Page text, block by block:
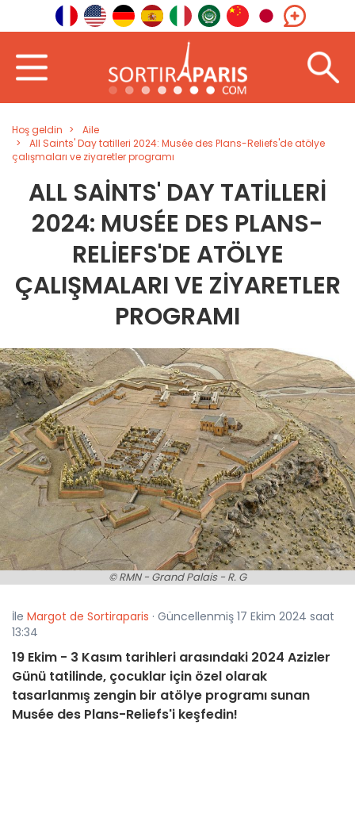
Hoş geldin
Aile
All Saints' Day tatilleri 2024: Musée des Plans-Reliefs'de atölye
çalışmaları ve ziyaretler programı
ALL SAINTS' DAY TATILLERI
2024: MUSÉE DES PLANS-
RELIEFS'DE ATÖLYE
ÇALIŞMALARI VE ZIYARETLER
PROGRAMI
© RMN - Grand Palais - R. G
İle Margot de Sortiraparis · Güncellenmiş 17 Ekim 2024 saat
13:34
19 Ekim - 3 Kasım tarihleri arasındaki 2024 Azizler
Günü tatilinde, çocuklar için özel olarak
tasarlanmış zengin bir atölye programı sunan
Musée des Plans-Reliefs'i keşfedin!